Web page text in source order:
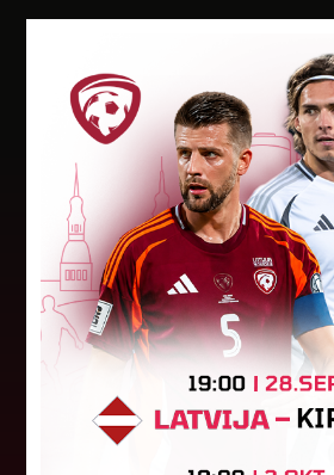
Jaunākās
"Riga FC Women"
vēsturisko eirokausu